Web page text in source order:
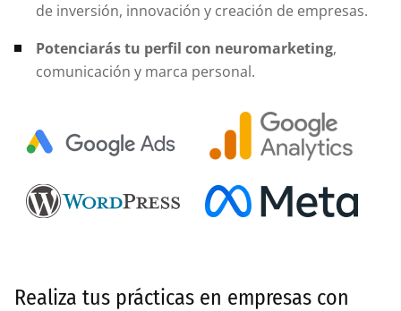
de inversión, innovación y creación de empresas.
Potenciarás tu perfil con neuromarketing,
comunicación y marca personal.
Realiza tus prácticas en empresas con